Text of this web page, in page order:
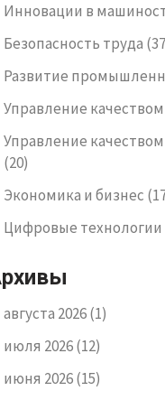
Инновации в
Безопасность труда
Развитие
Управление качеством
Управление
(20)
Экономика и бизнес
Цифровые технологии
августа 2026(1)
июля 2026(12)
июня 2026(15)